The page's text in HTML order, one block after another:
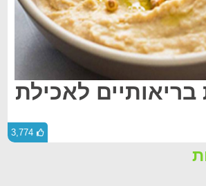
בריאותיים לאכילת
3,774